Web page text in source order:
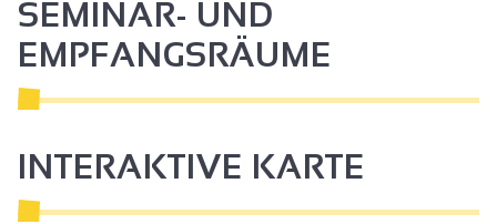
SEMINAR- UND
EMPFANGSRÄUME
INTERAKTIVE KARTE